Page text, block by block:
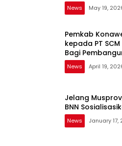
News May 19,
Pemkab
kepada PT
Bagi
News April 19,
Jelang
BNN
News January 17,